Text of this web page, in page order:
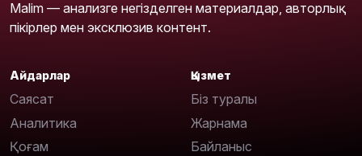
Malim — анализге негізделген материалдар, авторлық
пікірлер мен эксклюзив контент.
Айдарлар
Саясат
Аналитика
Қоғам
Қызмет
Біз туралы
Жарнама
Байланыс